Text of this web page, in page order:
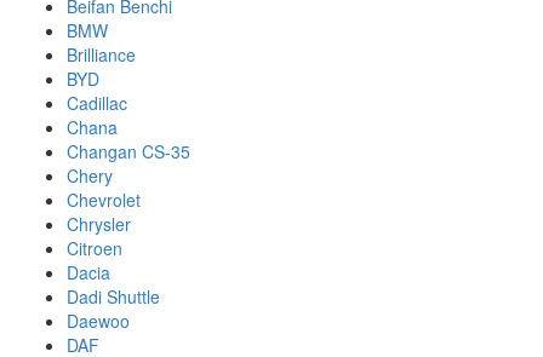
Beifan Benchi
BMW
Brilliance
BYD
Cadillac
Chana
Changan CS-35
Chery
Chevrolet
Chrysler
Citroen
Dacia
Dadi Shuttle
Daewoo
DAF